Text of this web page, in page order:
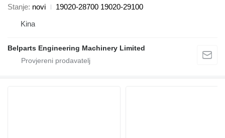
Stanje novi
19020-28700 19020-29100
Kina
Belparts Engineering Machinery Limited